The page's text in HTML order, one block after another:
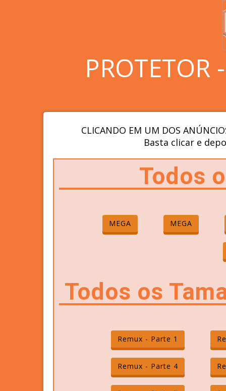
PROTETOR
CLICANDO EM UM DOS
Basta clicar e
Todos
MEGA MEGA
Todos os
Remux - Parte 1
Remux - Parte 4